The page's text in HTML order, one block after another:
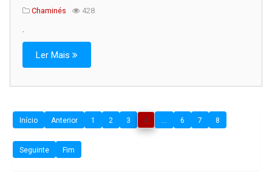
Chaminés 428
.
Ler Mais
Início Anterior 1 2 3 4 ... 6 7 8
Seguinte Fim